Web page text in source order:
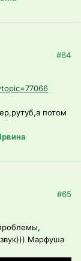
#64
потом
#65
Марфуша